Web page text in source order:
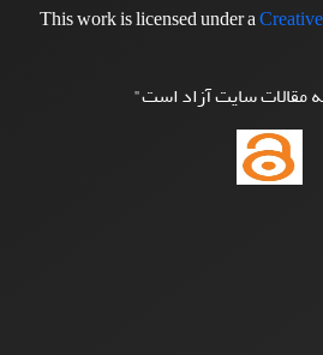
This work is licensed under a
سایت آزاد است"